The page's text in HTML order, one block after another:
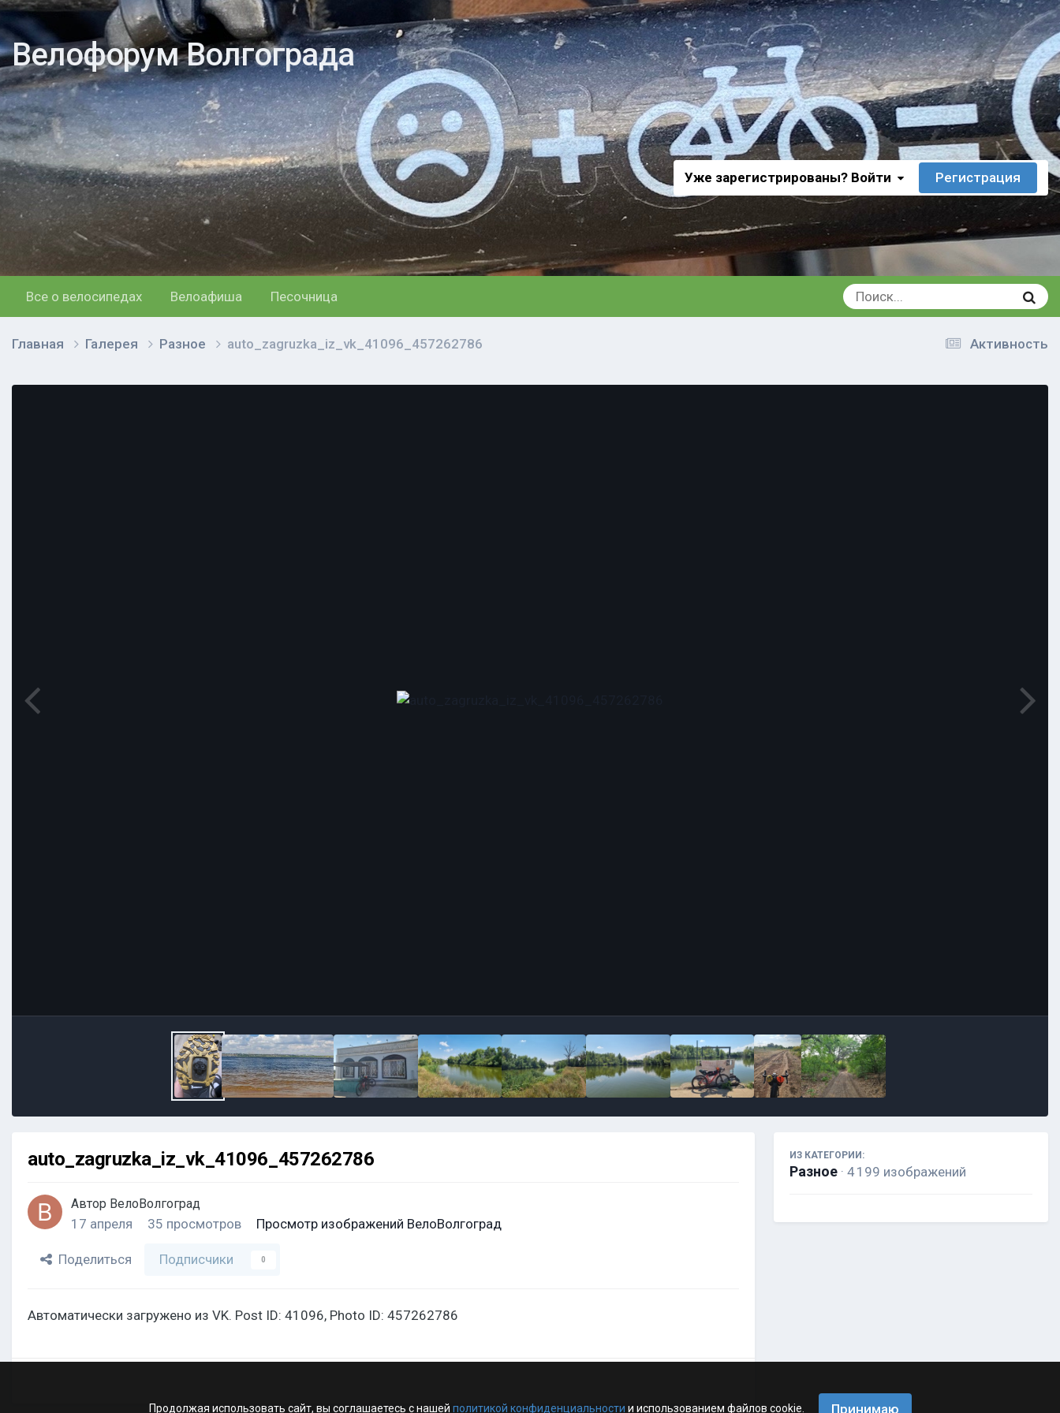
Велофорум Волгограда
Уже зарегистрированы? Войти Регистрация
Все о велосипедах Велоафиша Песочница
Активность
Главная Галерея Разное auto_zagruzka_iz_vk_41096_457262786
auto_zagruzka_iz_vk_41096_457262786
Автор ВелоВолгоград
17 апреля 35 просмотров Просмотр изображений ВелоВолгоград
Поделиться Подписчики 0
Автоматически загружено из VK. Post ID: 41096, Photo ID: 457262786
ИЗ КАТЕГОРИИ:
Разное · 4 199 изображений
Продолжая использовать сайт, вы соглашаетесь с нашей политикой конфиденциальности и использованием файлов cookie. Принимаю